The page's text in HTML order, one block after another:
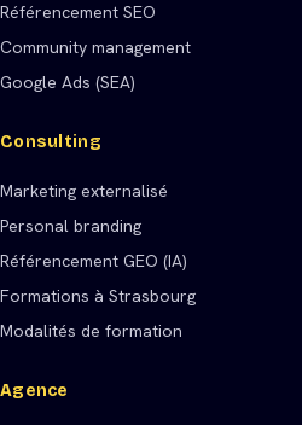
Référencement SEO
Community management
Google Ads (SEA)
Consulting
Marketing externalisé
Personal branding
Référencement GEO (IA)
Formations à Strasbourg
Modalités de formation
Agence